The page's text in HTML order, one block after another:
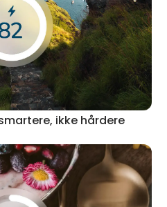
ikke hårdere